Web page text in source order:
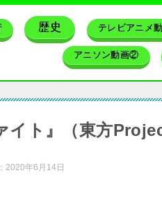
歴史 テレビアニメ
アニソン動画②
イト』（東方
2020年6月14日